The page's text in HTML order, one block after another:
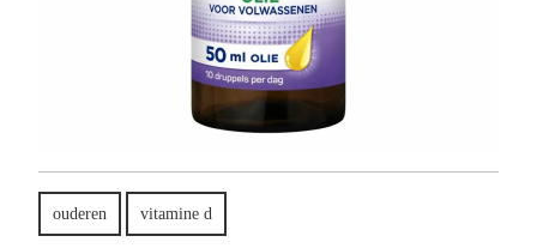
ouderen vitamine d